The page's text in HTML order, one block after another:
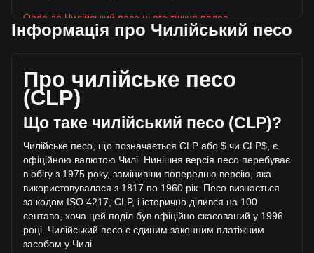
Ondo до Чилійський песо цього тижня падає.
Поточна ринкова ціна Ondo становить CLP$315.05 за
CLP$1,534,065,252,349 CLP , розрахована на основі
циркулюючої пропозиції у розмірі 4,869,330,400 ONDO.
За останні 24 години обсяг торгівлі Ondo впав на +32.53%
(CLP$16,634,314,095.26 CLP). Минулого торгового дня
обсяг торгівлі ONDO склав CLP$51,136,875,081.49.
Більше інформації про Ondo на Bitget
Ціна Ondo
Прогноз ціни Ondo
Що таке Ondo (ONDO)
Калькулятор прибутку Ondo
Інформація про Чилійський песо
Про чилійське песо
(CLP)
Що таке чилійський песо (CLP)?
Чилійське песо, що позначається CLP або $ чи CLP$, є
офіційною валютою Чилі. Нинішня версія песо перебуває
в обігу з 1975 року, замінивши попередню версію, яка
використовувалася з 1817 по 1960 рік. Песо визнається
за кодом ISO 4217, CLP, і історично ділився на 100
сентаво, хоча цей поділ був офіційно скасований у 1996
році. Чилійський песо є єдиним законним платіжним
засобом у Чилі.